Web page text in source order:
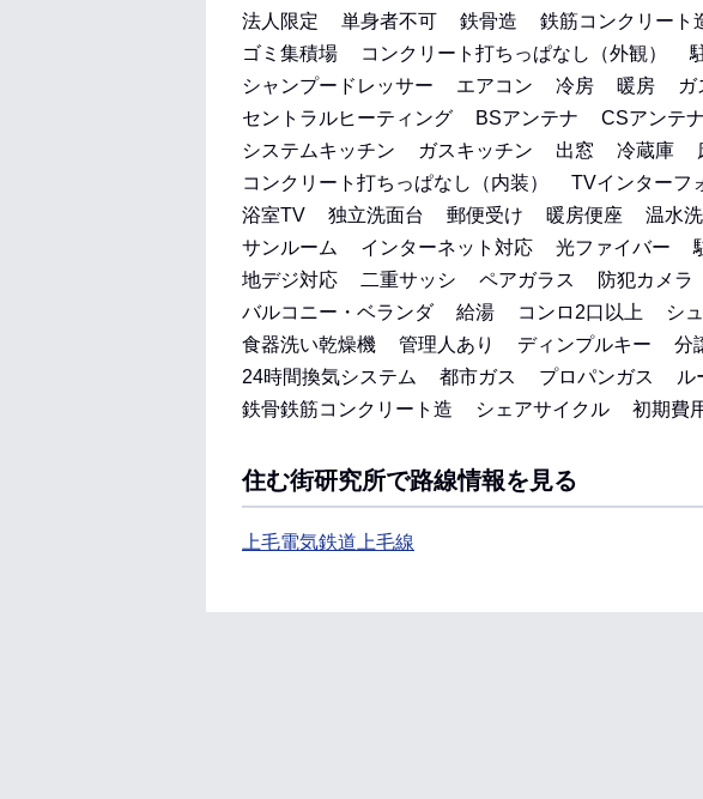
法人限定
単身者不可 鉄骨造 鉄筋コンクリート
ゴミ集積場
コンクリート打ちっぱなし（外観）
シャンプードレッサー
エアコン 冷房 暖房 ガ
セントラルヒーティング
BSアンテナ CSアンテナ
システムキッチン
ガスキッチン 出窓 冷蔵庫
コンクリート打ちっぱなし（内装）
TVインターフ
浴室TV
独立洗面台 郵便受け 暖房便座 温水
サンルーム
インターネット対応 光ファイバー
地デジ対応
二重サッシ ペアガラス 防犯カメラ
バルコニー・ベランダ
給湯 コンロ2口以上 シ
食器洗い乾燥機
管理人あり ディンプルキー 分
24時間換気システム
都市ガス プロパンガス ル
鉄骨鉄筋コンクリート造
シェアサイクル 初期費
住む街研究所で路線情報を見る
上毛電気鉄道上毛線